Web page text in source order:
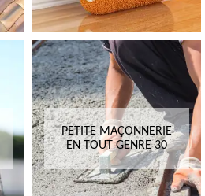
PETITE MAÇONNERIE
EN TOUT GENRE 30